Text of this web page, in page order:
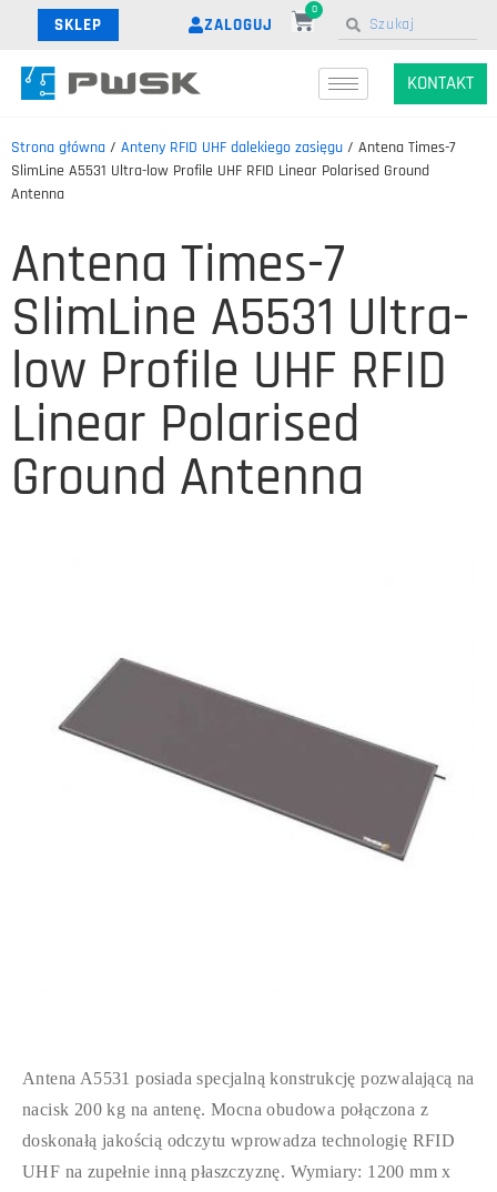
SKLEP ZALOGUJ
0
KONTAKT
Strona główna / Anteny RFID UHF dalekiego zasięgu / Antena Times-7
SlimLine A5531 Ultra-low Profile UHF RFID Linear Polarised Ground
Antenna
Antena Times-7
SlimLine A5531 Ultra-
low Profile UHF RFID
Linear Polarised
Ground Antenna
Antena A5531 posiada specjalną konstrukcję pozwalającą na
nacisk 200 kg na antenę. Mocna obudowa połączona z
doskonałą jakością odczytu wprowadza technologię RFID
UHF na zupełnie inną płaszczyznę. Wymiary: 1200 mm x